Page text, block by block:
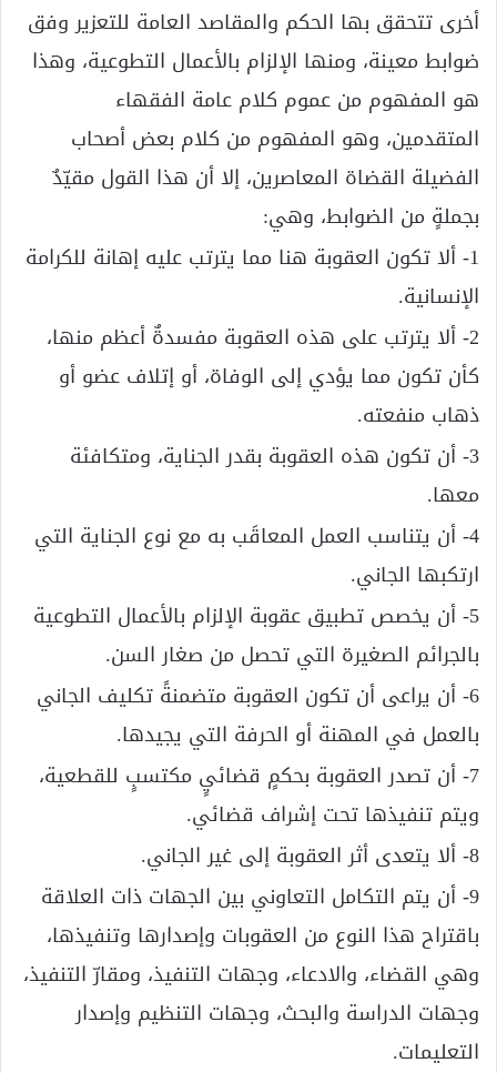
أخرى تتحقق بها الحكم والمقاصد العامة للتعزير وفق
ضوابط معينة، ومنها الإلزام بالأعمال التطوعية، وهذا
هو المفهوم من عموم كلام عامة الفقهاء
المتقدمين، وهو المفهوم من كلام بعض أصحاب
الفضيلة القضاة المعاصرين، إلا أن هذا القول مقيّدٌ
بجملةٍ من الضوابط، وهي:
1- ألا تكون العقوبة هنا مما يترتب عليه إهانة للكرامة
الإنسانية.
2- ألا يترتب على هذه العقوبة مفسدةٌ أعظم منها،
كأن تكون مما يؤدي إلى الوفاة، أو إتلاف عضو أو
ذهاب منفعته.
3- أن تكون هذه العقوبة بقدر الجناية، ومتكافئة
معها.
4- أن يتناسب العمل المعاقَب به مع نوع الجناية التي
ارتكبها الجاني.
5- أن يخصص تطبيق عقوبة الإلزام بالأعمال التطوعية
بالجرائم الصغيرة التي تحصل من صغار السن.
6- أن يراعى أن تكون العقوبة متضمنةً تكليف الجاني
بالعمل في المهنة أو الحرفة التي يجيدها.
7- أن تصدر العقوبة بحكمٍ قضائيٍ مكتسبٍ للقطعية،
ويتم تنفيذها تحت إشراف قضائي.
8- ألا يتعدى أثر العقوبة إلى غير الجاني.
9- أن يتم التكامل التعاوني بين الجهات ذات العلاقة
باقتراح هذا النوع من العقوبات وإصدارها وتنفيذها،
وهي القضاء، والادعاء، وجهات التنفيذ، ومقارّ التنفيذ،
وجهات الدراسة والبحث، وجهات التنظيم وإصدار
التعليمات.